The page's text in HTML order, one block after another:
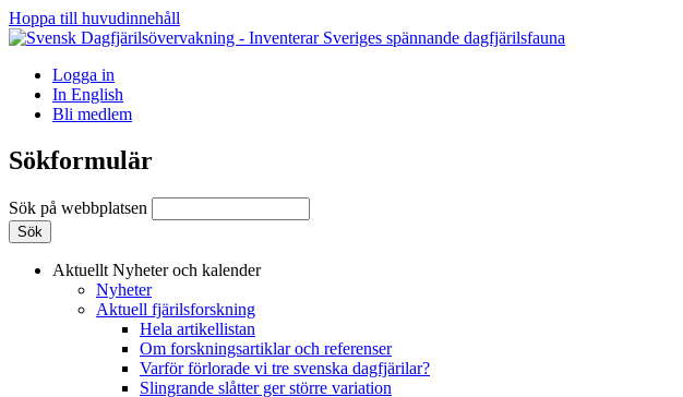
Hoppa till huvudinnehåll
Logga in
In English
Bli medlem
Sökformulär
Sök på webbplatsen
Aktuellt Nyheter och kalender
Nyheter
Aktuell fjärilsforskning
Hela artikellistan
Om forskningsartiklar och referenser
Varför förlorade vi tre svenska dagfjärilar?
Slingrande slåtter ger större variation